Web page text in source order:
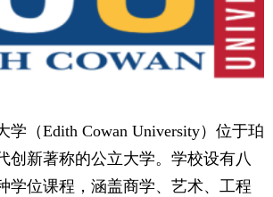
学（Edith Cowan University）位于珀
创新著称的公立大学。学校设有八
学位课程，涵盖商学、艺术、工程